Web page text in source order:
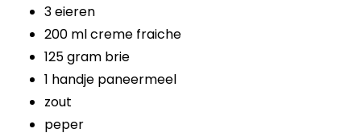
3 eieren
200 ml creme fraiche
125 gram brie
1 handje paneermeel
zout
peper